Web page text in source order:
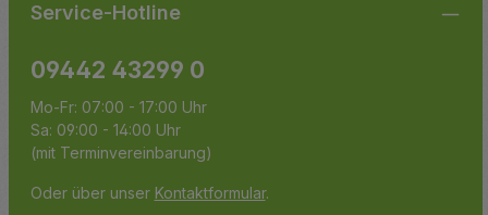
Service-Hotline
09442 43299 0
Mo-Fr: 07:00 - 17:00 Uhr
Sa: 09:00 - 14:00 Uhr
(mit Terminvereinbarung)
Oder über unser Kontaktformular.